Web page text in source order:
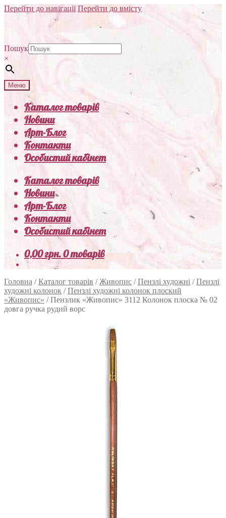
Перейти до навігації Перейти до вмісту
Пошук
×
Меню
Каталог товарів
Новини
Арт-Блог
Контакти
Особистий кабінет
Каталог товарів
Новини
Арт-Блог
Контакти
Особистий кабінет
0,00грн.0 товарів
Головна /Каталог товарів /Живопис /Пензлі художні /Пензлі
художні колонок /Пензлі художні колонок плоский
«Живопис» /Пензлик «Живопис» 3112 Колонок плоска № 02
довга ручка рудий ворс